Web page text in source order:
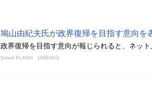
鳩山由紀夫氏が政界復帰を目指す意向を
政界復帰を目指す意向が報じられると、ネッ
Smart FLASH 15時40分